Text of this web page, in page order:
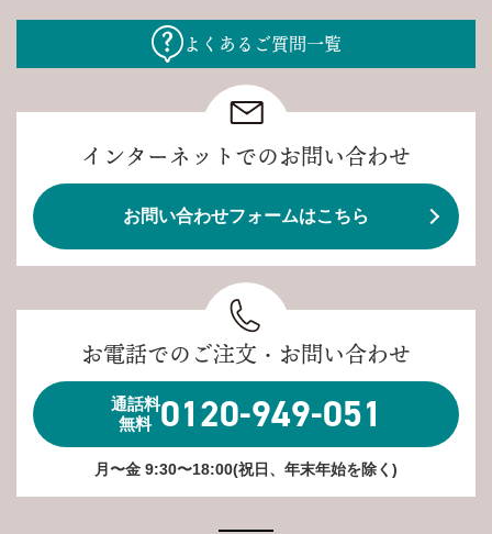
よくあるご質問一覧
インターネットでのお問い合わせ
お問い合わせフォームはこちら
お電話でのご注文・お問い合わせ
通話料
無料 0120-949-051
月〜金 9:30〜18:00(祝日、年末年始を除く)